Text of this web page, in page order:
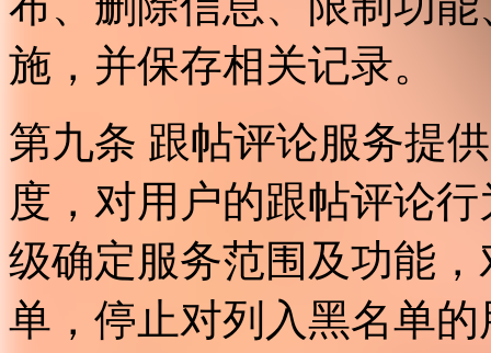
施，并保存相关记录。
第九条 跟帖评论服务提
度，对用户的跟帖评论
级确定服务范围及功能
单，停止对列入黑名单